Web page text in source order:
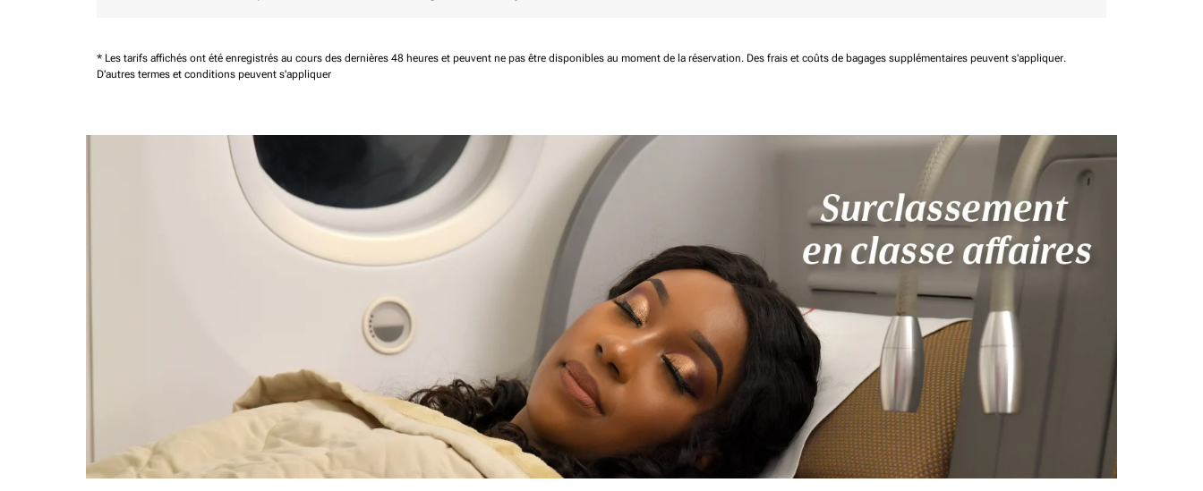
* Les tarifs affichés ont été enregistrés au cours des dernières 48 heures et peuvent ne pas être disponibles au moment de la réservation. Des frais et coûts de bagages supplémentaires peuvent s'appliquer.
D'autres termes et conditions peuvent s'appliquer